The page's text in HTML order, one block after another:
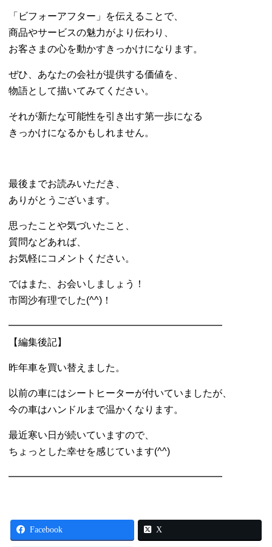
「ビフォーアフター」を伝えることで、
商品やサービスの魅力がより伝わり、
お客さまの心を動かすきっかけになります。
ぜひ、あなたの会社が提供する価値を、
物語として描いてみてください。
それが新たな可能性を引き出す第一歩になる
きっかけになるかもしれません。
最後までお読みいただき、
ありがとうございます。
思ったことや気づいたこと、
質問などあれば、
お気軽にコメントください。
ではまた、お会いしましょう！
市岡沙有理でした(^^)！
━━━━━━━━━━━━━━━━━━━━━━
【編集後記】
昨年車を買い替えました。
以前の車にはシートヒーターが付いていましたが、
今の車はハンドルまで温かくなります。
最近寒い日が続いていますので、
ちょっとした幸せを感じています(^^)
━━━━━━━━━━━━━━━━━━━━━━
Facebook X